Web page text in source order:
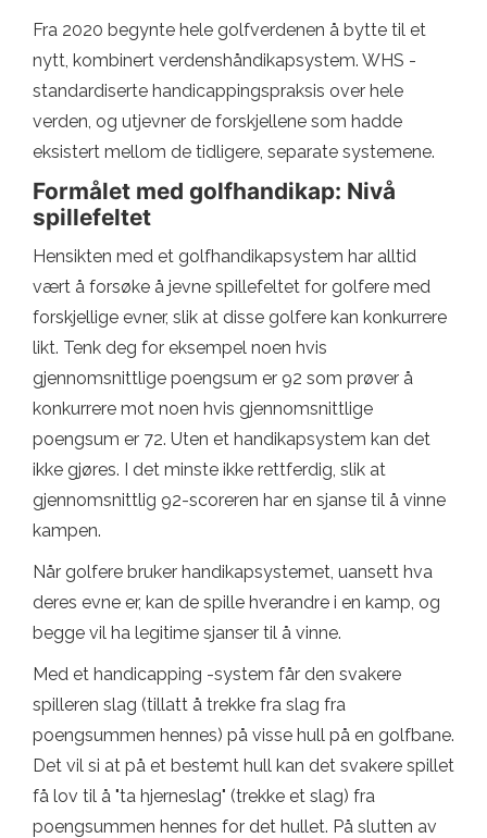
Fra 2020 begynte hele golfverdenen å bytte til et
nytt, kombinert verdenshåndikapsystem. WHS -
standardiserte handicappingspraksis over hele
verden, og utjevner de forskjellene som hadde
eksistert mellom de tidligere, separate systemene.
Formålet med golfhandikap: Nivå
spillefeltet
Hensikten med et golfhandikapsystem har alltid
vært å forsøke å jevne spillefeltet for golfere med
forskjellige evner, slik at disse golfere kan konkurrere
likt. Tenk deg for eksempel noen hvis
gjennomsnittlige poengsum er 92 som prøver å
konkurrere mot noen hvis gjennomsnittlige
poengsum er 72. Uten et handikapsystem kan det
ikke gjøres. I det minste ikke rettferdig, slik at
gjennomsnittlig 92-scoreren har en sjanse til å vinne
kampen.
Når golfere bruker handikapsystemet, uansett hva
deres evne er, kan de spille hverandre i en kamp, ​​og
begge vil ha legitime sjanser til å vinne.
Med et handicapping -system får den svakere
spilleren slag (tillatt å trekke fra slag fra
poengsummen hennes) på visse hull på en golfbane.
Det vil si at på et bestemt hull kan det svakere spillet
få lov til å "ta hjerneslag" (trekke et slag) fra
poengsummen hennes for det hullet. På slutten av